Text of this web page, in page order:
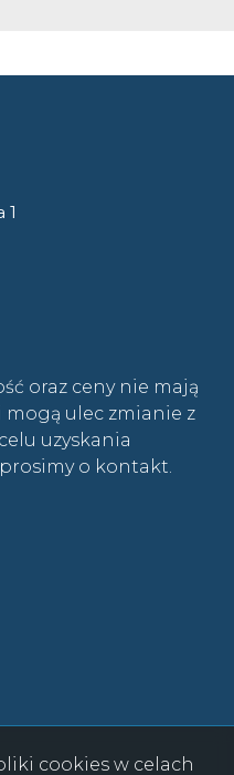
1
oraz ceny nie mają
ulec zmianie z
uzyskania
o kontakt.
cookies w celach